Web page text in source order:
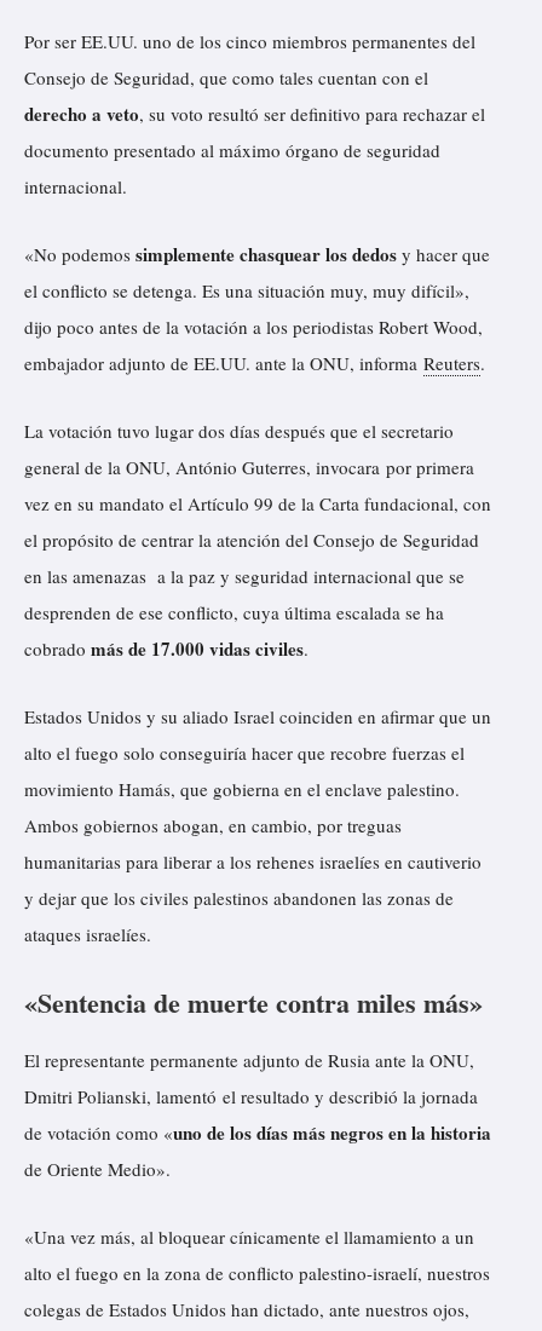
Por ser EE.UU. uno de los cinco miembros permanentes del
Consejo de Seguridad, que como tales cuentan con el
derecho a veto, su voto resultó ser definitivo para rechazar el
documento presentado al máximo órgano de seguridad
internacional.
«No podemos simplemente chasquear los dedos y hacer que
el conflicto se detenga. Es una situación muy, muy difícil»,
dijo poco antes de la votación a los periodistas Robert Wood,
embajador adjunto de EE.UU. ante la ONU, informa Reuters.
La votación tuvo lugar dos días después que el secretario
general de la ONU, António Guterres, invocara por primera
vez en su mandato el Artículo 99 de la Carta fundacional, con
el propósito de centrar la atención del Consejo de Seguridad
en las amenazas a la paz y seguridad internacional que se
desprenden de ese conflicto, cuya última escalada se ha
cobrado más de 17.000 vidas civiles.
Estados Unidos y su aliado Israel coinciden en afirmar que un
alto el fuego solo conseguiría hacer que recobre fuerzas el
movimiento Hamás, que gobierna en el enclave palestino.
Ambos gobiernos abogan, en cambio, por treguas
humanitarias para liberar a los rehenes israelíes en cautiverio
y dejar que los civiles palestinos abandonen las zonas de
ataques israelíes.
«Sentencia de muerte contra miles más»
El representante permanente adjunto de Rusia ante la ONU,
Dmitri Polianski, lamentó el resultado y describió la jornada
de votación como «uno de los días más negros en la historia
de Oriente Medio».
«Una vez más, al bloquear cínicamente el llamamiento a un
alto el fuego en la zona de conflicto palestino-israelí, nuestros
colegas de Estados Unidos han dictado, ante nuestros ojos,